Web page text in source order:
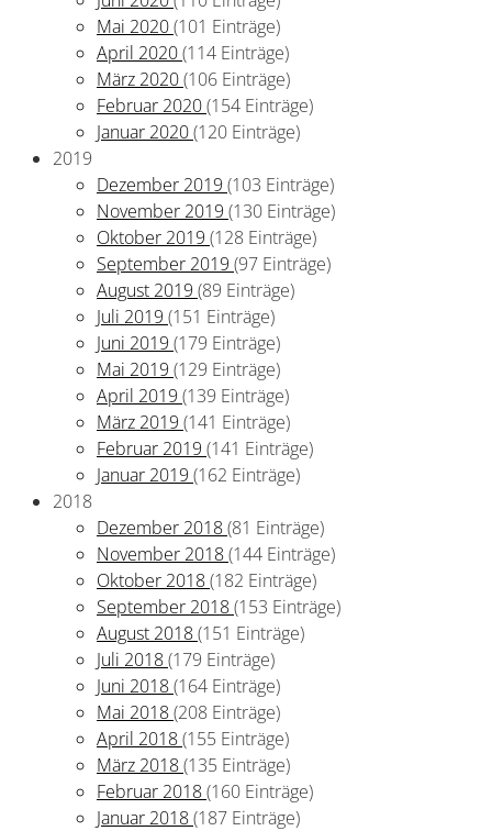
Mai 2020(101 Einträge)
April 2020(114 Einträge)
März 2020(106 Einträge)
Februar 2020(154 Einträge)
Januar 2020(120 Einträge)
2019
Dezember 2019 (103 Einträge)
November 2019 (130 Einträge)
Oktober 2019 (128 Einträge)
September 2019 (97 Einträge)
August 2019 (89 Einträge)
Juli 2019 (151 Einträge)
Juni 2019 (179 Einträge)
Mai 2019 (129 Einträge)
April 2019 (139 Einträge)
März 2019 (141 Einträge)
Februar 2019 (141 Einträge)
Januar 2019 (162 Einträge)
2018
Dezember 2018(81 Einträge)
November 2018(144 Einträge)
Oktober 2018(182 Einträge)
September 2018(153 Einträge)
August 2018(151 Einträge)
Juli 2018(179 Einträge)
Juni 2018(164 Einträge)
Mai 2018(208 Einträge)
April 2018(155 Einträge)
März 2018(135 Einträge)
Februar 2018(160 Einträge)
Januar 2018(187 Einträge)